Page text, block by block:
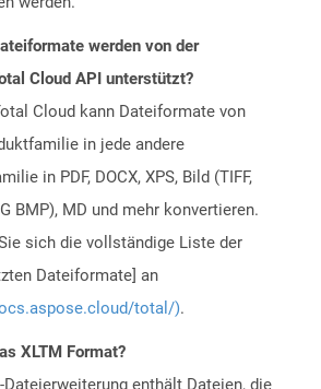
werden von der
Cloud API unterstützt?
Cloud kann Dateiformate von
in jede andere
in PDF, DOCX, XPS, Bild (TIFF,
BMP), MD und mehr konvertieren.
sich die vollständige Liste der
Dateiformate] an
total/).
XLTM Format?
Dateierweiterung enthält Dateien, die